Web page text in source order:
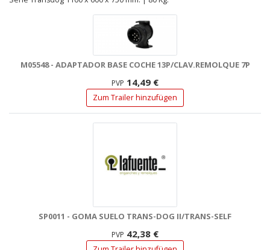
M05548 - ADAPTADOR BASE COCHE 13P/CLAV.REMOLQUE 7P
PVP 14,49 €
Zum Trailer hinzufügen
SP0011 - GOMA SUELO TRANS-DOG II/TRANS-SELF
PVP 42,38 €